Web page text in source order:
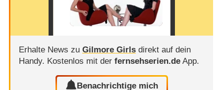
Erhalte News zu Gilmore Girlsdirekt auf dein
Handy. Kostenlos mit der fernsehserien.deApp.
Benachrichtige mich